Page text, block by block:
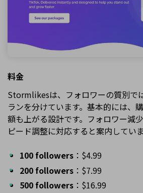
料金
Stormlikesは、フォロワーの質別で
ランを分けています。基本的には、
額も上がる設計です。フォロワー減
ピード調整に対応すると案内していま
100 followers ：$4.99
200 followers ：$7.99
500 followers ：$16.99